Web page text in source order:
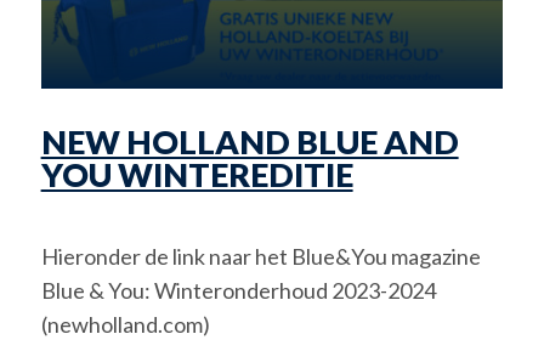
NEW HOLLAND BLUE AND
YOU WINTEREDITIE
Hieronder de link naar het Blue&You magazine
Blue & You: Winteronderhoud 2023-2024
(newholland.com)